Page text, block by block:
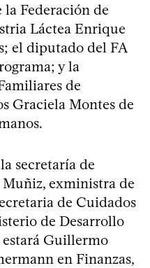
Federación de
Láctea Enrique
el diputado del FA
y la
de
Graciela Montes de
secretaría de
Muñiz, exministra de
de Cuidados
de Desarrollo
Guillermo
en Finanzas,